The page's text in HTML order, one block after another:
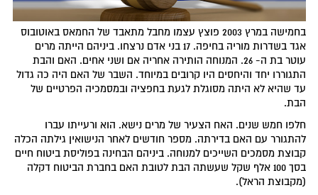
בחמישה במרץ 2003 פוצץ עצמו מחבל מתאבד של החמאס באוטובוס
אגד בשדרות מוריה בחיפה. 17 בני אדם נרצחו. ביניהם הייתה מרים
עוטר בת ה- 26. המנוחה הותירה אחריה אם ושני אחים. האם והבת
התגוררו יחד והיחסים היו קרובים במיוחד. השבר של האם היה כה גדול
עד שהיא לא היתה מסוגלת לגעת בחפציה ובמסמכיה הפרטיים של
הבת.
חלפו חמש שנים. האח הצעיר של מרים נישא. הוא ורעייתו עברו
להתגורר עם האם בדירתה. מספר חודשים לאחר הנישואין גילתה הכלה
קבוצת מסמכים השייכים למנוחה. ביניהם הבחינה בפוליסת ביטוח חיים
בסך 100 אלף שקל שעשתה הבת לטובת האם בחברת הביטוח דקלה
(מקבוצת הראל).